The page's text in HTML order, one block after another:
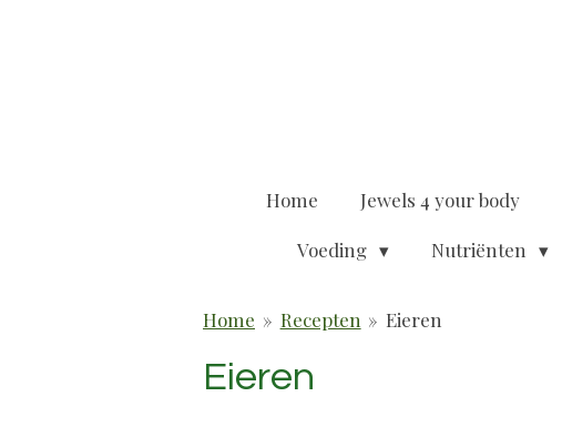
Home Jewels 4 your body
Voeding Nutriënten
Home » Recepten » Eieren
Eieren